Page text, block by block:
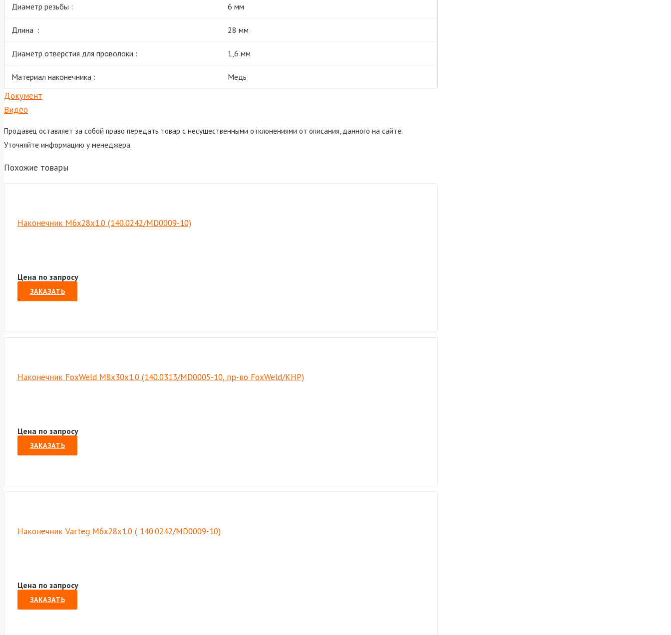
Диаметр резьбы : 6 мм
Длина : 28 мм
Диаметр отверстия для проволоки : 1,6 мм
Материал наконечника : Медь
Документ
Видео
Продавец оставляет за собой право передать товар с несущественными отклонениями от описания, данного на сайте.
Уточняйте информацию у менеджера.
Похожие товары
Наконечник M6х28х1.0 (140.0242/MD0009-10)
Цена по запросу
ЗАКАЗАТЬ
Наконечник FoxWeld M8х30х1.0 (140.0313/MD0005-10, пр-во FoxWeld/КНР)
Цена по запросу
ЗАКАЗАТЬ
Наконечник Varteg M6х28х1.0 ( 140.0242/MD0009-10)
Цена по запросу
ЗАКАЗАТЬ